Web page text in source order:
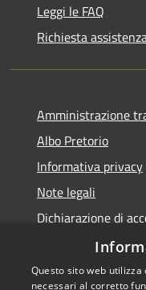
Leggi le FAQ
Richiesta
Amministrazione
Albo Pretorio
Informativa privacy
Note legali
Dichiarazione di
Dichiarazione di
Questo sito web
necessari al corretto